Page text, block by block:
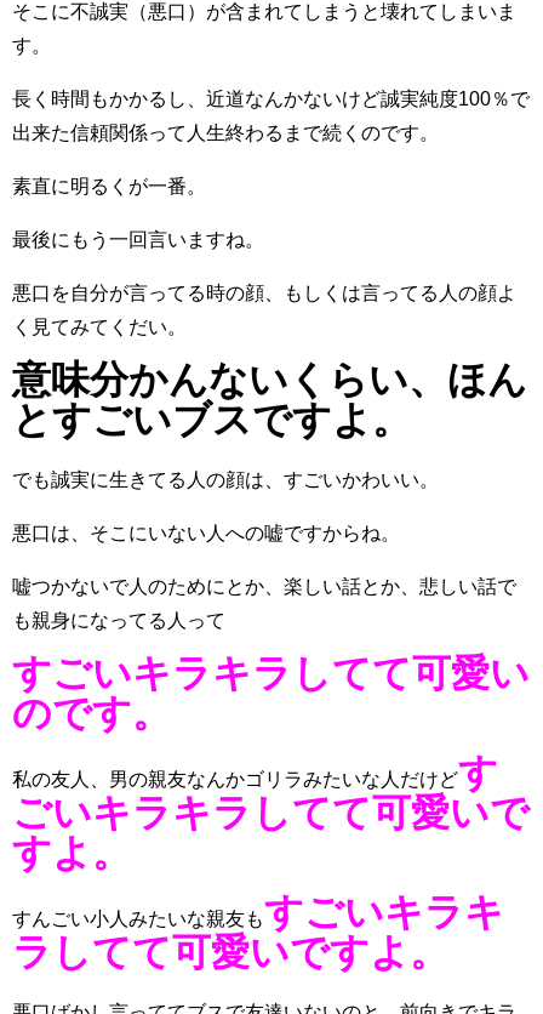
そこに不誠実（悪口）が含まれてしまうと壊れてしまいま
す。
長く時間もかかるし、近道なんかないけど誠実純度100％で
出来た信頼関係って人生終わるまで続くのです。
素直に明るくが一番。
最後にもう一回言いますね。
悪口を自分が言ってる時の顔、もしくは言ってる人の顔よ
く見てみてくだい。
意味分かんないくらい、 ほん
とすごいブスですよ。
でも誠実に生きてる人の顔は、すごいかわいい。
悪口は、そこにいない人への嘘ですからね。
嘘つかないで人のためにとか、楽しい話とか、悲しい話で
も親身になってる人って
すごいキラキラしてて可愛い
のです。
私の友人、男の親友なんかゴリラみたいな人だけどす
ごいキラキラしてて可愛いで
すよ。
すんごい小人みたいな親友もすごいキラキ
ラしてて可愛いですよ。